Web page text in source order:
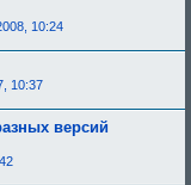
10:24
10:37
версий